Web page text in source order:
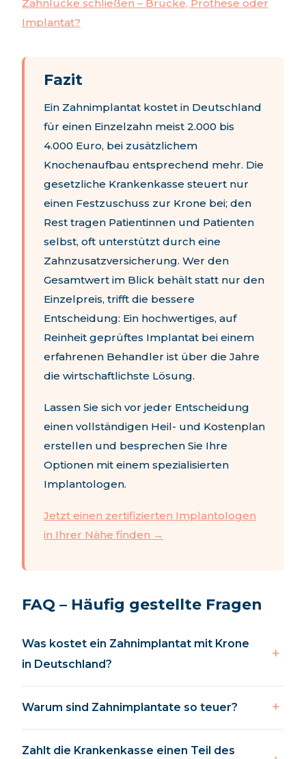
Zahnlücke schließen – Brücke, Prothese oder
Implantat?
Fazit
Ein Zahnimplantat kostet in Deutschland
für einen Einzelzahn meist 2.000 bis
4.000 Euro, bei zusätzlichem
Knochenaufbau entsprechend mehr. Die
gesetzliche Krankenkasse steuert nur
einen Festzuschuss zur Krone bei; den
Rest tragen Patientinnen und Patienten
selbst, oft unterstützt durch eine
Zahnzusatzversicherung. Wer den
Gesamtwert im Blick behält statt nur den
Einzelpreis, trifft die bessere
Entscheidung: Ein hochwertiges, auf
Reinheit geprüftes Implantat bei einem
erfahrenen Behandler ist über die Jahre
die wirtschaftlichste Lösung.
Lassen Sie sich vor jeder Entscheidung
einen vollständigen Heil- und Kostenplan
erstellen und besprechen Sie Ihre
Optionen mit einem spezialisierten
Implantologen.
Jetzt einen zertifizierten Implantologen
in Ihrer Nähe finden →
FAQ – Häufig gestellte Fragen
Was kostet ein Zahnimplantat mit Krone
in Deutschland?
Warum sind Zahnimplantate so teuer?
Zahlt die Krankenkasse einen Teil des